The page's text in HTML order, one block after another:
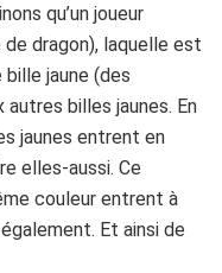
qu’un joueur
dragon), laquelle est
jaune (des
billes jaunes. En
jaunes entrent en
elles-aussi. Ce
couleur entrent à
Et ainsi de